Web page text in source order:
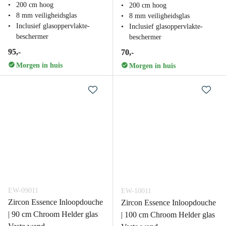
200 cm hoog
8 mm veiligheidsglas
Inclusief glasoppervlakte-
beschermer
95,-
Morgen in huis
200 cm hoog
8 mm veiligheidsglas
Inclusief glasoppervlakte-
beschermer
70,-
Morgen in huis
EW-09011
Zircon Essence Inloopdouche
| 90 cm Chroom Helder glas
EW-10011
Zircon Essence Inloopdouche
| 100 cm Chroom Helder glas